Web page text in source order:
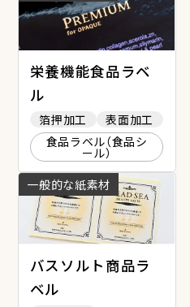
栄養機能食品ラベ
ル
箔押加工
表面加工
食品ラベル（食品シ
ール）
一般的な紙素材
バスソルト商品ラ
ベル